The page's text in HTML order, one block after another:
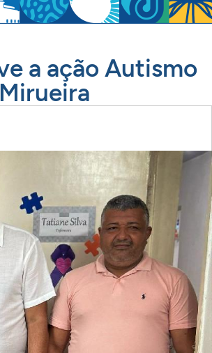
a ação Autismo